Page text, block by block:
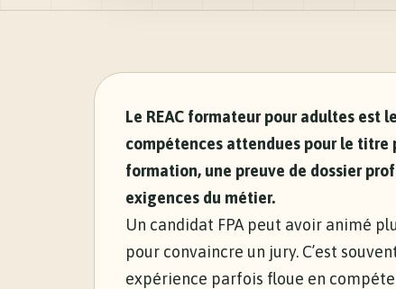
Le REAC formateur pour adultes
compétences attendues pour le titre
formation, une preuve de dossier
exigences du métier.
Un candidat FPA peut avoir animé
pour convaincre un jury. C’est
expérience parfois floue en